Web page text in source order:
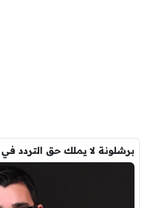
برشلونة لا يملك حق التردد